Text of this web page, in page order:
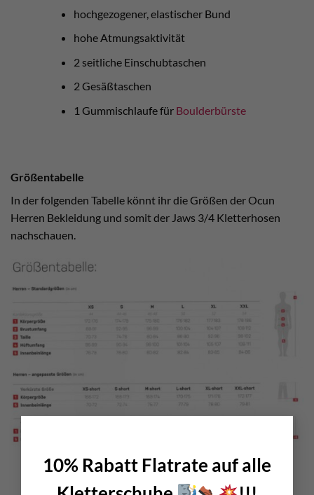
10% Rabatt Flatrate auf alle
hochgezogener, elastischer Bund
hohe Atmungsaktivität
2 seitliche Einschubtaschen
2 Gesäßtaschen
1 Gummischlaufe für Boulderbürste
Größentabelle
In der folgenden Tabelle könnt ihr die Größen der Ocun
Herren Bekleidung und somit der Jaws 3/4 Kletterhosen
nachschauen.